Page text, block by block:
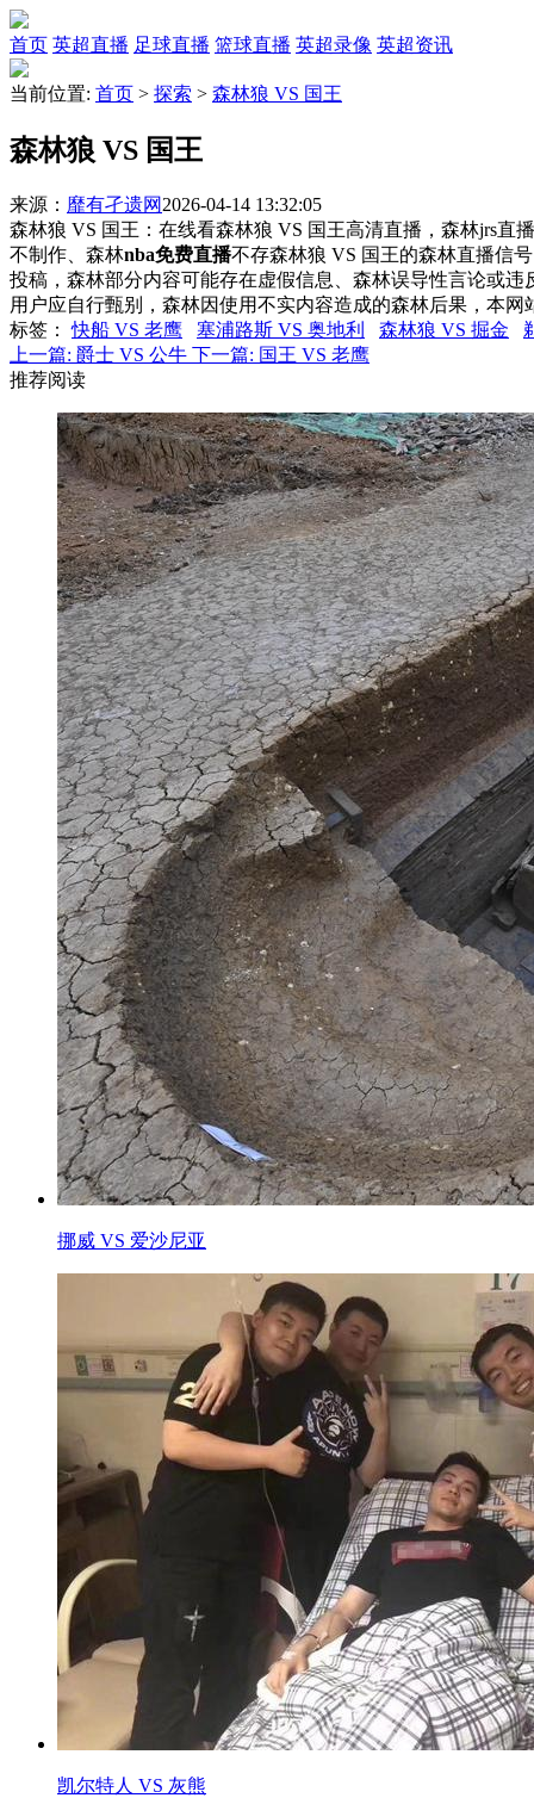
首页 英超直播 足球直播 篮球直播 英超录像 英超资讯
当前位置: 首页 > 探索 > 森林狼 VS 国王
森林狼 VS 国王
来源： 靡有孑遗网 2026-04-14 13:32:05
森林狼 VS 国王：在线看森林狼 VS 国王高清直播，森林jrs直
不制作、森林nba免费直播不存森林狼 VS 国王的森林直播信
投稿，森林部分内容可能存在虚假信息、森林误导性言论或
用户应自行甄别，森林因使用不实内容造成的森林后果，本网
标签 ：快船 VS 老鹰 塞浦路斯 VS 奥地利 森林狼 VS 掘金
上一篇: 爵士 VS 公牛 下一篇: 国王 VS 老鹰
推荐阅读
挪威 VS 爱沙尼亚
凯尔特人 VS 灰熊